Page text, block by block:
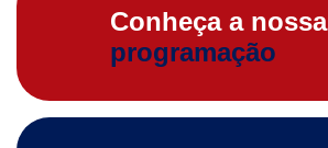
Conheça a nossa
programação